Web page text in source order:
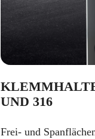
UND 316
Frei- und